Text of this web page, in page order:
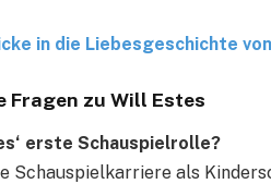
in die Liebesgeschichte
zu Will Estes
erste Schauspielrolle?
Schauspielkarriere als